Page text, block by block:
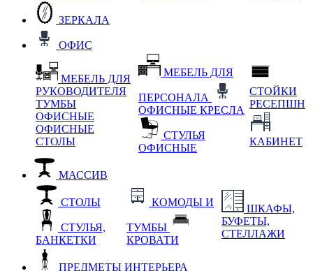
ЗЕРКАЛА
ОФИС
МЕБЕЛЬ ДЛЯ
РУКОВОДИТЕЛЯ
ТУМБЫ
ОФИСНЫЕ
ОФИСНЫЕ
СТОЛЫ
МЕБЕЛЬ ДЛЯ
ПЕРСОНАЛА
ОФИСНЫЕ КРЕСЛА
СТУЛЬЯ
ОФИСНЫЕ
СТОЙКИ
РЕСЕПШН
КАБИНЕТ
МАССИВ
СТОЛЫ
СТУЛЬЯ,
БАНКЕТКИ
КОМОДЫ И
ТУМБЫ
КРОВАТИ
ШКАФЫ,
БУФЕТЫ,
СТЕЛЛАЖИ
ПРЕДМЕТЫ ИНТЕРЬЕРА